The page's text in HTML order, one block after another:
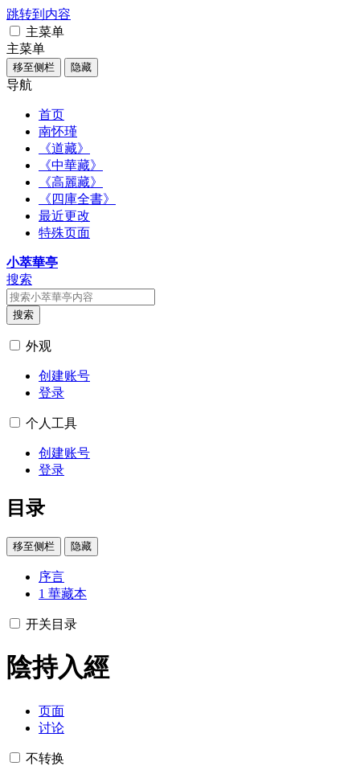
跳转到内容
主菜单
主菜单
移至侧栏 隐藏
导航
首页
南怀瑾
《道藏》
《中華藏》
《高麗藏》
《四庫全書》
最近更改
特殊页面
小萃華亭
搜索
搜索
外观
创建账号
登录
个人工具
创建账号
登录
目录
移至侧栏 隐藏
序言
1 華藏本
开关目录
陰持入經
页面
讨论
不转换